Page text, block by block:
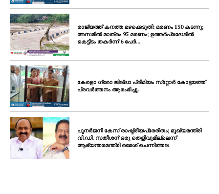
PALA VISION
About
Contact us
Subscription Plans
My account
Grievance Redressal
രാജ്യത്ത് കനത്ത മഴക്കെടുതി: മരണം 150 കടന്നു;
അസമിൽ മാത്രം 95 മരണം; ഉത്തർപ്രദേശിൽ
കെട്ടിടം തകർന്ന് 6 പേർ...
കേരളാ ഗ്രോ ജില്ലാ പ്രീമിയം സ്‌റ്റോർ കോട്ടയത്ത്
പ്രവർത്തനം ആരംഭിച്ചു.
പുനർജനി കേസ് രാഷ്ട്രീയപ്രേരിതം; മുഖ്യമന്ത്രി
വി.ഡി. സതീശന് ഒരു തെളിവുമില്ലെന്ന്
ആഭ്യന്തരമന്ത്രി രമേശ് ചെന്നിത്തല